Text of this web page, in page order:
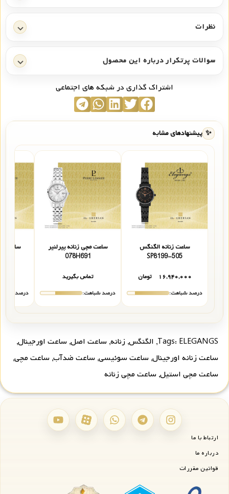
نظرات
سوالات پرتکرار درباره این محصول
اشتراک گذاری در شبکه های اجتماعی
✨ پیشنهادهای مشابه
ساعت زنانه الگنگس
SP8199-505
۱۶,۹۴۰,۰۰۰
تومان
درصد شباهت:
ساعت مچی زنانه پیرلنیر
078H691
تماس بگیرید
درصد شباهت:
ساعت
درصد
Tags: ELEGANGS
, الگنگس, زنانه, ساعت اصل, ساعت اورجینال,
ساعت زنانه اورجینال, ساعت سوئیسی, ساعت ضدآب, ساعت مچی,
ساعت مچی استیل, ساعت مچی زنانه
ارتباط با ما
درباره ما
قوانین مقررات